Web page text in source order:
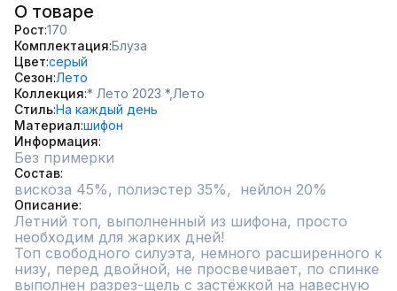
О товаре
Рост 170
Комплектация Блуза
Цвет серый
Сезон Лето
Коллекция * Лето 2023 *, Лето
СтильНа каждый день
Материал шифон
Информация
Без примерки
Состав
вискоза 45%, полиэстер 35%,  нейлон 20%
Описание
Летний топ, выполненный из шифона, просто
необходим для жарких дней!
Топ свободного силуэта, немного расширенного к
низу, перед двойной, не просвечивает, по спинке
выполнен разрез-щель с застёжкой на навесную